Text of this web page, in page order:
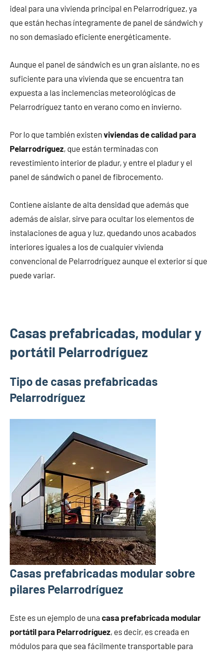
ideal para una vivienda principal en Pelarrodríguez, ya
que están hechas íntegramente de panel de sándwich y
no son demasiado eficiente energéticamente.
Aunque el panel de sándwich es un gran aislante, no es
suficiente para una vivienda que se encuentra tan
expuesta a las inclemencias meteorológicas de
Pelarrodríguez tanto en verano como en invierno.
Por lo que también existen viviendas de calidad para
Pelarrodríguez, que están terminadas con
revestimiento interior de pladur, y entre el pladur y el
panel de sándwich o panel de fibrocemento.
Contiene aislante de alta densidad que además que
además de aislar, sirve para ocultar los elementos de
instalaciones de agua y luz, quedando unos acabados
interiores iguales a los de cualquier vivienda
convencional de Pelarrodríguez aunque el exterior sí que
puede variar.
Casas prefabricadas, modular y
portátil Pelarrodríguez
Tipo de casas prefabricadas
Pelarrodríguez
Casas prefabricadas modular sobre
pilares Pelarrodríguez
Este es un ejemplo de una casa prefabricada modular
portátil para Pelarrodríguez, es decir, es creada en
módulos para que sea fácilmente transportable para